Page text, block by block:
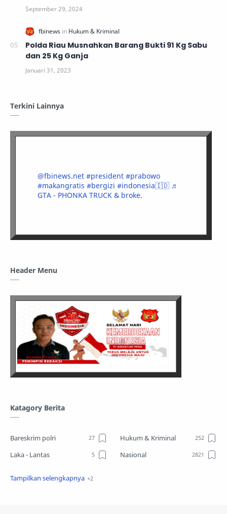
Polda Riau Musnahkan Barang Bukti 91 Kg Sabu
dan 25 Kg Ganja
Terkini Lainnya
@fbinews.net #president #prabowo
#makangratis #bergizi #indonesia🇮🇩 ♬
GTA - PHONKA TRUCK & broke.
Header Menu
Katagory Berita
Bareskrim polri
Hukum & Kriminal
Laka - Lantas
Nasional